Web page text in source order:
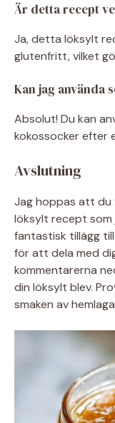
Är detta recept
Ja, detta löksylt
glutenfritt, vilket
Kan jag använda
Absolut! Du kan
kokossocker efter
Avslutning
Jag hoppas att du
löksylt recept som
fantastisk tillägg
för att dela med
kommentarerna
din löksylt blev.
smaken av